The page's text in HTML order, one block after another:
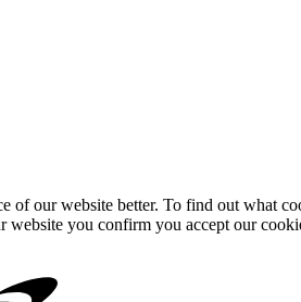
of our website better. To find out what
website you confirm you accept our